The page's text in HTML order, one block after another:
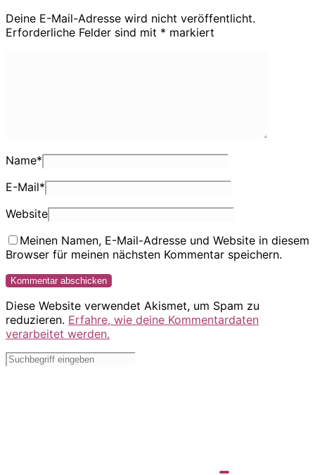
Deine E-Mail-Adresse wird nicht veröffentlicht.
Erforderliche Felder sind mit * markiert
Name*
E-Mail*
Website
Meinen Namen, E-Mail-Adresse und Website in diesem
Browser für meinen nächsten Kommentar speichern.
Diese Website verwendet Akismet, um Spam zu
reduzieren. Erfahre, wie deine Kommentardaten
verarbeitet werden.